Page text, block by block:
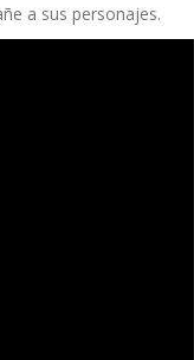
a sus personajes.